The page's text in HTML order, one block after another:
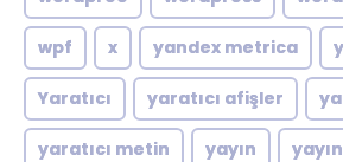
wpf x yandex metrica
Yaratıcı yaratıcı afişler
yaratıcı metin yayın